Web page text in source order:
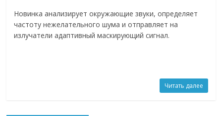
Новинка анализирует окружающие звуки, определяет
частоту нежелательного шума и отправляет на
излучатели адаптивный маскирующий сигнал.
Читать далее